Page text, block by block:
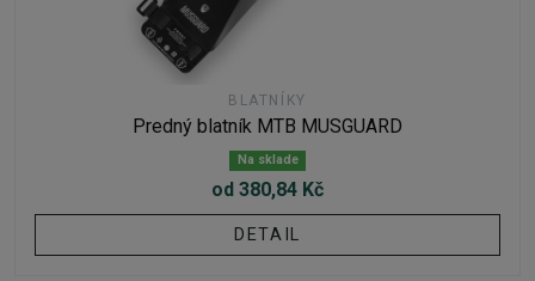
BLATNÍKY
Predný blatník MTB MUSGUARD
Na sklade
od 380,84 Kč
DETAIL